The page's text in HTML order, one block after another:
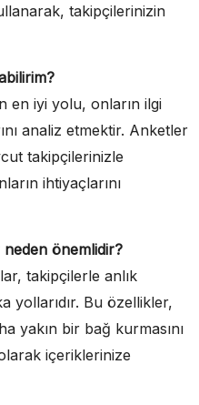
takipçilerinizin
en iyi yolu, onların ilgi
analiz etmektir. Anketler
takipçilerinizle
ihtiyaçlarını
neden önemlidir?
takipçilerle anlık
yollarıdır. Bu özellikler,
yakın bir bağ kurmasını
içeriklerinize